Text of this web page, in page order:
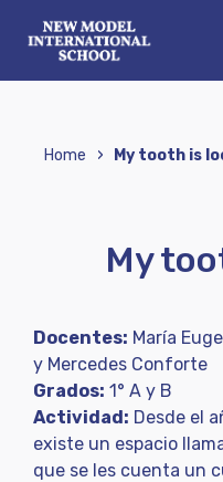
Home › My tooth is
My
Docentes: María
y Mercedes Conforte
Grados: 1° A y B
Actividad: Desde el
existe un espacio
que se les cuenta un